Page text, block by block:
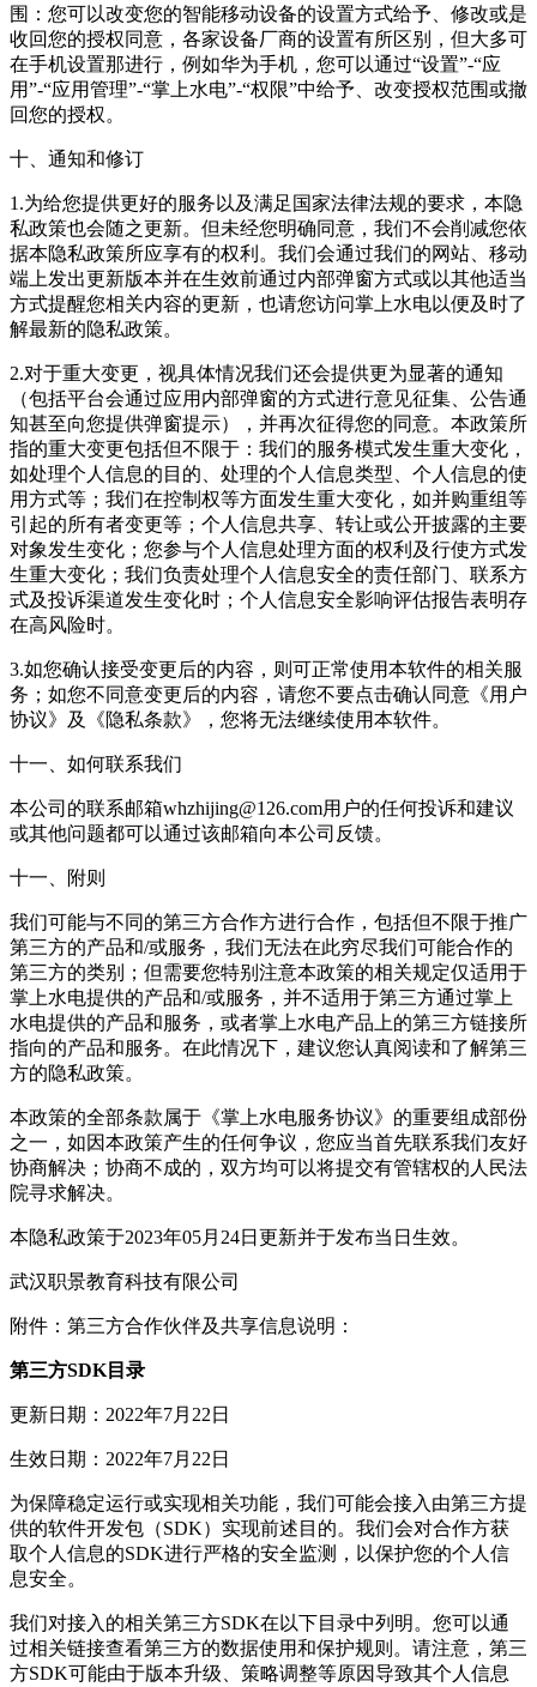
围：您可以改变您的智能移动设备的设置方式给予、修改或是
收回您的授权同意，各家设备厂商的设置有所区别，但大多可
在手机设置那进行，例如华为手机，您可以通过“设置”-“应
用”-“应用管理”-“掌上水电”-“权限”中给予、改变授权范围或撤
回您的授权。
十、通知和修订
1.为给您提供更好的服务以及满足国家法律法规的要求，本隐
私政策也会随之更新。但未经您明确同意，我们不会削减您依
据本隐私政策所应享有的权利。我们会通过我们的网站、移动
端上发出更新版本并在生效前通过内部弹窗方式或以其他适当
方式提醒您相关内容的更新，也请您访问掌上水电以便及时了
解最新的隐私政策。
2.对于重大变更，视具体情况我们还会提供更为显著的通知
（包括平台会通过应用内部弹窗的方式进行意见征集、公告通
知甚至向您提供弹窗提示），并再次征得您的同意。本政策所
指的重大变更包括但不限于：我们的服务模式发生重大变化，
如处理个人信息的目的、处理的个人信息类型、个人信息的使
用方式等；我们在控制权等方面发生重大变化，如并购重组等
引起的所有者变更等；个人信息共享、转让或公开披露的主要
对象发生变化；您参与个人信息处理方面的权利及行使方式发
生重大变化；我们负责处理个人信息安全的责任部门、联系方
式及投诉渠道发生变化时；个人信息安全影响评估报告表明存
在高风险时。
3.如您确认接受变更后的内容，则可正常使用本软件的相关服
务；如您不同意变更后的内容，请您不要点击确认同意《用户
协议》及《隐私条款》，您将无法继续使用本软件。
十一、如何联系我们
本公司的联系邮箱whzhijing@126.com用户的任何投诉和建议
或其他问题都可以通过该邮箱向本公司反馈。
十一、附则
我们可能与不同的第三方合作方进行合作，包括但不限于推广
第三方的产品和/或服务，我们无法在此穷尽我们可能合作的
第三方的类别；但需要您特别注意本政策的相关规定仅适用于
掌上水电提供的产品和/或服务，并不适用于第三方通过掌上
水电提供的产品和服务，或者掌上水电产品上的第三方链接所
指向的产品和服务。在此情况下，建议您认真阅读和了解第三
方的隐私政策。
本政策的全部条款属于《掌上水电服务协议》的重要组成部份
之一，如因本政策产生的任何争议，您应当首先联系我们友好
协商解决；协商不成的，双方均可以将提交有管辖权的人民法
院寻求解决。
本隐私政策于2023年05月24日更新并于发布当日生效。
武汉职景教育科技有限公司
附件：第三方合作伙伴及共享信息说明：
第三方SDK目录
更新日期：2022年7月22日
生效日期：2022年7月22日
为保障稳定运行或实现相关功能，我们可能会接入由第三方提
供的软件开发包（SDK）实现前述目的。我们会对合作方获
取个人信息的SDK进行严格的安全监测，以保护您的个人信
息安全。
我们对接入的相关第三方SDK在以下目录中列明。您可以通
过相关链接查看第三方的数据使用和保护规则。请注意，第三
方SDK可能由于版本升级、策略调整等原因导致其个人信息